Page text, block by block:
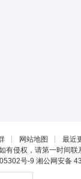
┊ 网站地图 ┊ 最近
侵权，请第一时间联
号-9 湘公网安备